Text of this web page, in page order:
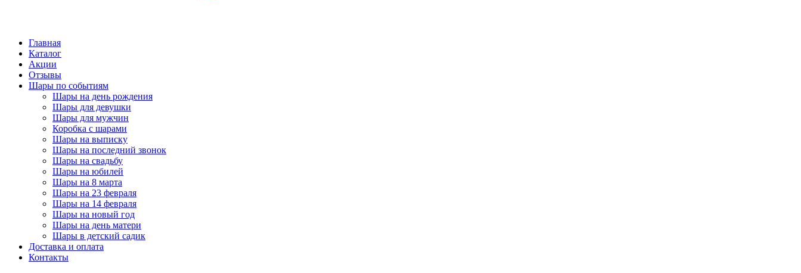
Главная
Каталог
Акции
Отзывы
Шары по событиям
Шары на день рождения
Шары для девушки
Шары для мужчин
Коробка с шарами
Шары на выписку
Шары на последний звонок
Шары на свадьбу
Шары на юбилей
Шары на 8 марта
Шары на 23 февраля
Шары на 14 февраля
Шары на новый год
Шары на день матери
Шары в детский садик
Доставка и оплата
Контакты